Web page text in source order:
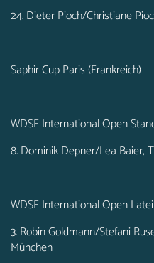
24. Dieter Pioch/Christiane
Saphir Cup Paris (Frankreich)
WDSF International Open
8. Dominik Depner/Lea Baier,
WDSF International Open
3. Robin Goldmann/Stefani
München